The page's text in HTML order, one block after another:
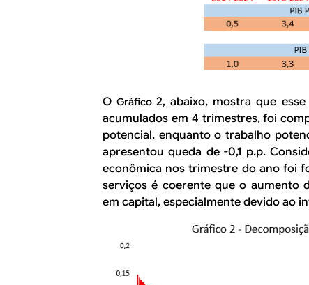
OGráfico2, abaixo, mostra que
acumulados em 4 trimestres, foi
potencial, enquanto o trabalho
apresentou queda de -0,1 p.p.
econômica nos trimestre do ano foi
serviços é coerente que o aumento
em capital, especialmente devido ao